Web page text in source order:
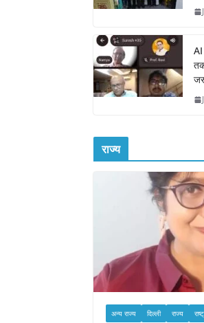
AI
राज्य
अन्य राज्य दिल्ली राज्य